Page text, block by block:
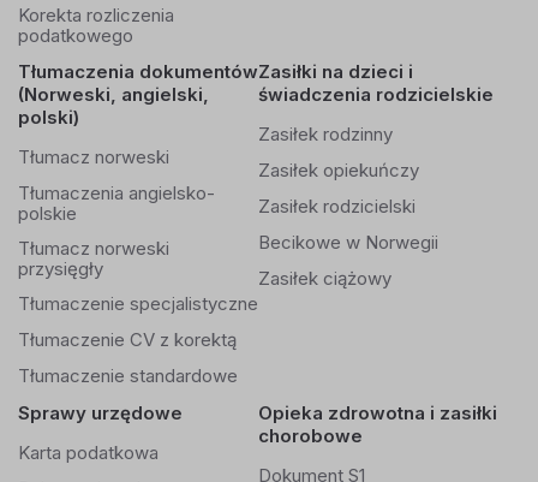
Korekta rozliczenia
podatkowego
Tłumaczenia dokumentów
(Norweski, angielski,
polski)
Tłumacz norweski
Tłumaczenia angielsko-
polskie
Tłumacz norweski
przysięgły
Tłumaczenie specjalistyczne
Tłumaczenie CV z korektą
Tłumaczenie standardowe
Zasiłki na dzieci i
świadczenia rodzicielskie
Zasiłek rodzinny
Zasiłek opiekuńczy
Zasiłek rodzicielski
Becikowe w Norwegii
Zasiłek ciążowy
Sprawy urzędowe
Karta podatkowa
Opieka zdrowotna i zasiłki
chorobowe
Dokument S1